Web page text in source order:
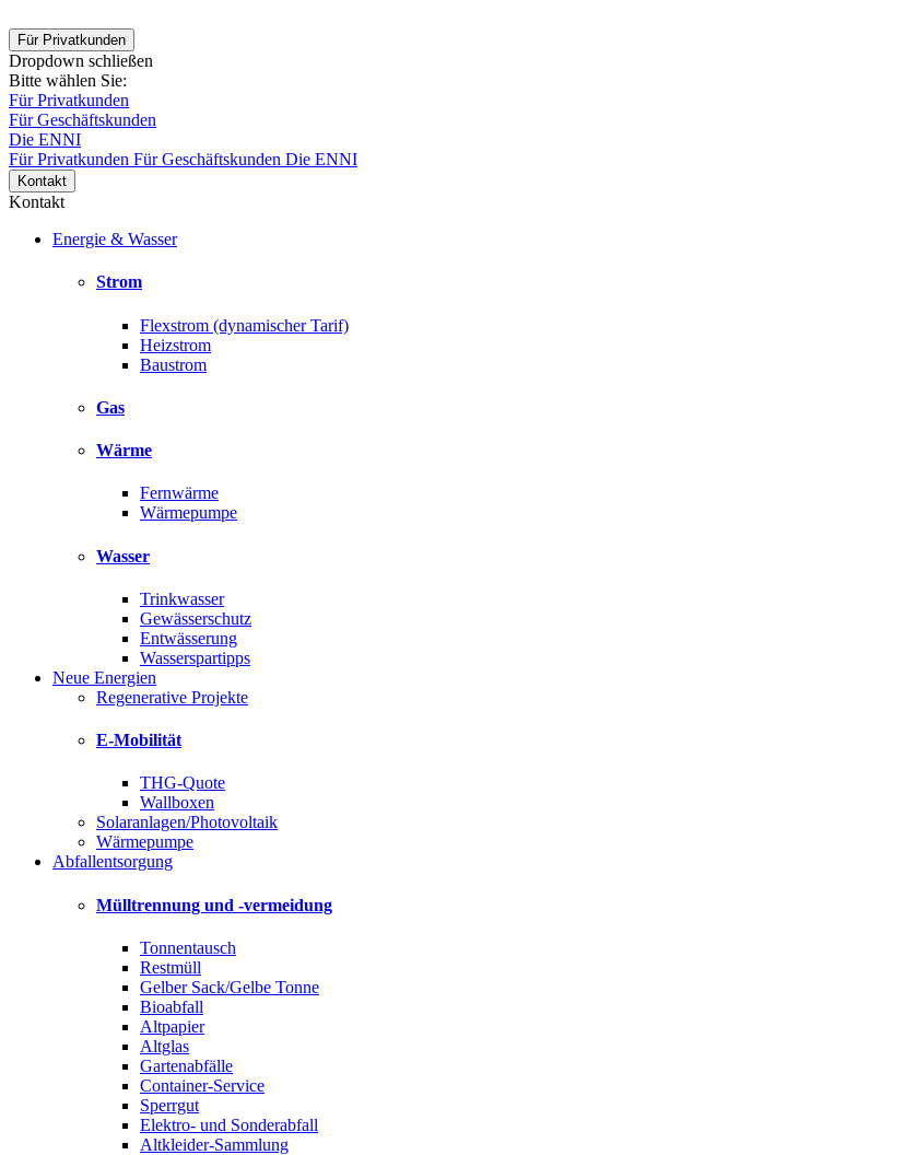
Für Privatkunden
Dropdown schließen
Bitte wählen Sie:
Für Privatkunden
Für Geschäftskunden
Die ENNI
Für Privatkunden Für Geschäftskunden Die ENNI
Kontakt
Kontakt
Energie & Wasser
Strom
Flexstrom (dynamischer Tarif)
Heizstrom
Baustrom
Gas
Wärme
Fernwärme
Wärmepumpe
Wasser
Trinkwasser
Gewässerschutz
Entwässerung
Wasserspartipps
Neue Energien
Regenerative Projekte
E-Mobilität
THG-Quote
Wallboxen
Solaranlagen/Photovoltaik
Wärmepumpe
Abfallentsorgung
Mülltrennung und -vermeidung
Tonnentausch
Restmüll
Gelber Sack/Gelbe Tonne
Bioabfall
Altpapier
Altglas
Gartenabfälle
Container-Service
Sperrgut
Elektro- und Sonderabfall
Altkleider-Sammlung